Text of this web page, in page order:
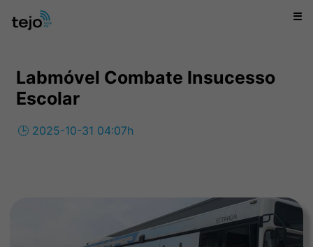
☰
Labmóvel Combate Insucesso
Escolar
🕒 2025-10-31 04:07h